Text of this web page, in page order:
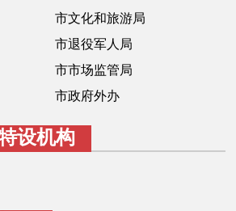
我要咨询
市文化和旅游局
市退役军人局
市市场监管局
市政府外办
设机构